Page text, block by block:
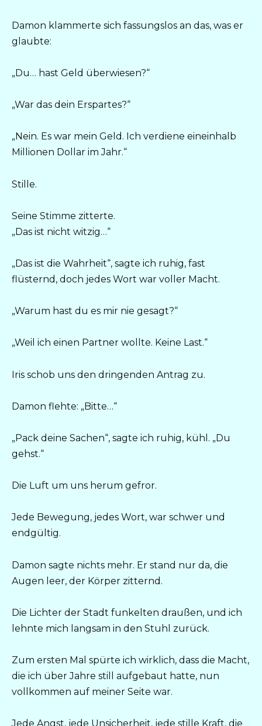
Damon klammerte sich fassungslos an das, was er
glaubte:
„Du… hast Geld überwiesen?“
„War das dein Erspartes?“
„Nein. Es war mein Geld. Ich verdiene eineinhalb
Millionen Dollar im Jahr.“
Stille.
Seine Stimme zitterte.
„Das ist nicht witzig…“
„Das ist die Wahrheit“, sagte ich ruhig, fast
flüsternd, doch jedes Wort war voller Macht.
„Warum hast du es mir nie gesagt?“
„Weil ich einen Partner wollte. Keine Last.“
Iris schob uns den dringenden Antrag zu.
Damon flehte: „Bitte…“
„Pack deine Sachen“, sagte ich ruhig, kühl. „Du
gehst.“
Die Luft um uns herum gefror.
Jede Bewegung, jedes Wort, war schwer und
endgültig.
Damon sagte nichts mehr. Er stand nur da, die
Augen leer, der Körper zitternd.
Die Lichter der Stadt funkelten draußen, und ich
lehnte mich langsam in den Stuhl zurück.
Zum ersten Mal spürte ich wirklich, dass die Macht,
die ich über Jahre still aufgebaut hatte, nun
vollkommen auf meiner Seite war.
Jede Angst, jede Unsicherheit, jede stille Kraft, die